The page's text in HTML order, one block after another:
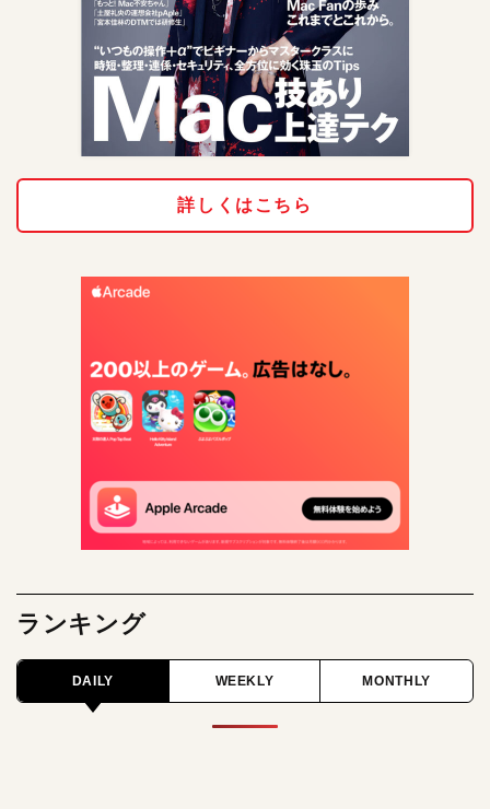
詳しくはこちら
ランキング
DAILY WEEKLY MONTHLY